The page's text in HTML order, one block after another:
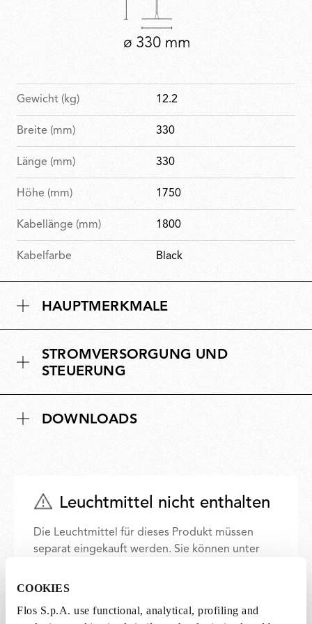
COOKIES
Flos S.p.A. use functional, analytical, profiling and
Gewicht (kg) 12.2
Breite (mm) 330
Länge (mm) 330
Höhe (mm) 1750
Kabellänge (mm) 1800
Kabelfarbe Black
HAUPTMERKMALE
STROMVERSORGUNG UND
STEUERUNG
DOWNLOADS
Leuchtmittel nicht enthalten
Die Leuchtmittel für dieses Produkt müssen
separat eingekauft werden. Sie können unter
Ihrem Einkaufswagen hinzufügen.